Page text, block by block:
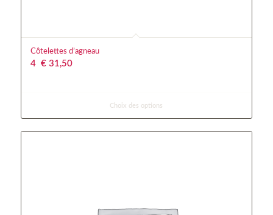
Côtelettes d’agneau
4 € 31,50
Choix des options